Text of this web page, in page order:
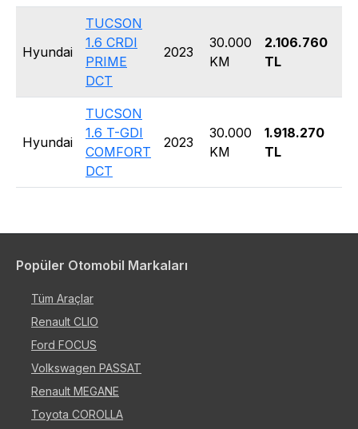
Hyundai
TUCSON
1.6 CRDI
PRIME
DCT
2023
30.000
KM
2.106.760
TL
Hyundai
TUCSON
1.6 T-GDI
COMFORT
DCT
2023
30.000
KM
1.918.270
TL
Popüler Otomobil Markaları
Tüm Araçlar
Renault CLIO
Ford FOCUS
Volkswagen PASSAT
Renault MEGANE
Toyota COROLLA